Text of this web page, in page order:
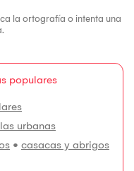
la ortografía o intenta una
populares
urbanas
• casacas y abrigos